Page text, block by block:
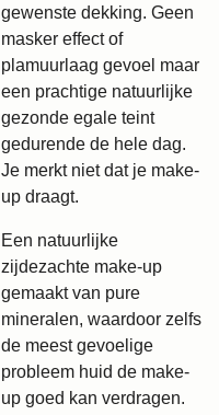
gewenste dekking. Geen
masker effect of
plamuurlaag gevoel maar
een prachtige natuurlijke
gezonde egale teint
gedurende de hele dag.
Je merkt niet dat je make-
up draagt.
Een natuurlijke
zijdezachte make-up
gemaakt van pure
mineralen, waardoor zelfs
de meest gevoelige
probleem huid de make-
up goed kan verdragen.